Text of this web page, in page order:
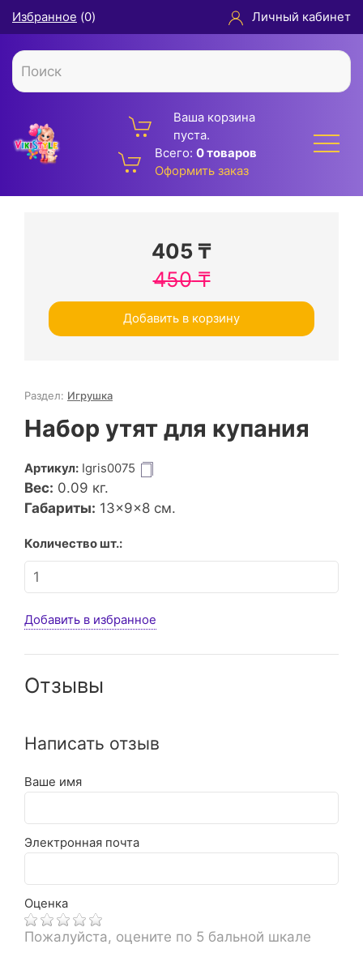
Избранное (0) Личный кабинет
Ваша корзина
пуста.
Всего: 0 товаров
Оформить заказ
405 ₸
450₸
Добавить в корзину
Раздел: Игрушка
Набор утят для купания
Артикул: Igris0075
Вес: 0.09 кг.
Габариты: 13×9×8 см.
Количество шт.:
Добавить в избранное
Отзывы
Написать отзыв
Ваше имя
Электронная почта
Оценка
Пожалуйста, оцените по 5 бальной шкале